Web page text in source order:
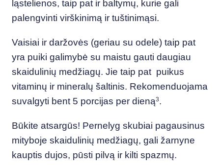
ląstelienos, taip pat ir baltymų, kurie gali
palengvinti virškinimą ir tuštinimąsi.
Vaisiai ir daržovės (geriau su odele) taip pat
yra puiki galimybė su maistu gauti daugiau
skaidulinių medžiagų. Jie taip pat puikus
vitaminų ir mineralų šaltinis. Rekomenduojama
suvalgyti bent 5 porcijas per dieną3.
Būkite atsargūs! Pernelyg skubiai pagausinus
mityboje skaidulinių medžiagų, gali žarnyne
kauptis dujos, pūsti pilvą ir kilti spazmų.